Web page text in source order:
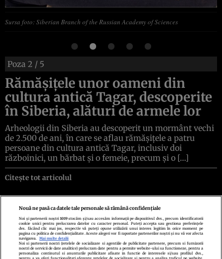
Sursa foto: Siberian Branch of the Russian Academy of Sciences
Poza 2 / 5
Rămășițele unor oameni din
cultura antică Tagar, descoperite
în Siberia, alături de armele lor
Arheologii din Siberia au descoperit un mormânt vechi
de 2.500 de ani, în care se aflau rămășițele a patru
persoane din cultura antică Tagar, inclusiv doi
războinici, un bărbat și o femeie, precum și o […]
Citește tot articolul
Politica de confidenţialitatePolitica de cookiesTermeni şi condiţii
Echipa redacționalăContactSetări Cookies
Nouă ne pasă ca datele tale personale să rămână confidențiale
Noi și partenerii noștri1019 stocăm și/sau accesăm informații pe dispozitivul dvs., precum identificatorii
cookie unici pentru prelucrarea datelor cu caracter personal. Puteți accepta sau gestiona preferințele
dvs. făcând clic mai jos, respectiv vă puteți opune utilizării unui interes legitim în orice moment pe
pagina cu politica de confidențialitate. Aceste alegeri vor fi raportate partenerilor noștri și nu vă vor afecta
navigarea.
Mai multe detalii
Noi si partenerii nostri (retelele de socializare si agentiile de publicitate partenere, precum si furnizorii
nostri de servicii de date analitice) prelucram date pentru a permite website-ului sa functioneze, pentru a
personaliza continutul si anunturile publicitare afisate in functie de interesele si/sau profilul dvs.,
pentru a va oferi functionalitati aferente retelelor de socializare si pentru a analiza traficul pe website.